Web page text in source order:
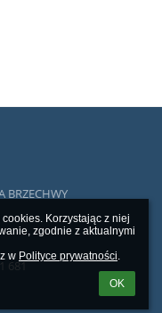
Korzystając z niej
zgodnie z aktualnymi
w Polityce prywatności.
OK
BRZECHWY
681